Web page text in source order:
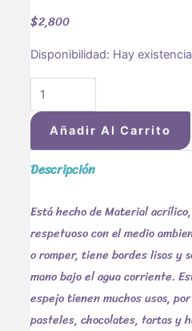
$2,800
Disponibilidad: Hay
Añadir Al Carrito
Descripción
Está hecho de Material
respetuoso con el medio
o romper, tiene bordes lisos y
mano bajo el agua corriente.
espejo tienen muchos usos,
pasteles, chocolates, tartas y